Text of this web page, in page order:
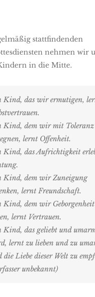
stattfindenden
nehmen wir
in die Mitte.
Kind, das wir ermutigen,
Kind, dem wir mit Toleranz
lernt Offenheit.
Kind, das Aufrichtigkeit e
Kind, dem wir Zuneigung
lernt Freundschaft.
Kind, dem wir Geborgenheit
lernt Vertrauen.
Kind, das geliebt und
lernt zu lieben und zu
die Liebe dieser Welt zu
unbekannt)